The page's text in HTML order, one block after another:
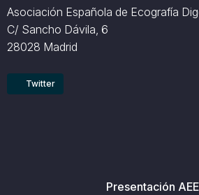
Asociación Española de Ecografía
C/ Sancho Dávila, 6
28028 Madrid
Twitter
Presentación